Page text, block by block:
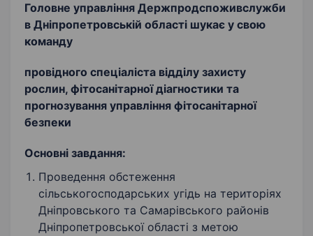
Головне управління Держпродспоживслужби
в Дніпропетровській області шукає у свою
команду
провідного спеціаліста відділу захисту
рослин, фітосанітарної діагностики та
прогнозування управління фітосанітарної
безпеки
Основні завдання:
Проведення обстеження
сільськогосподарських угідь на територіях
Дніпровського та Самарівського районів
Дніпропетровської області з метою